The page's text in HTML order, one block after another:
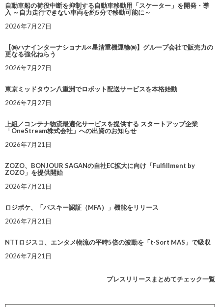
自動車船の荷役中断を抑制する自動車移動用「スケーター」を開発・導
入 ～自力走行できない車両を約5分で移動可能に～
2026年7月27日
【㈱ハナインターナショナル×星清重機運輸㈱】グループ会社で販売力の
更なる強化ねらう
2026年7月27日
東京ミッドタウン八重洲でロボット配送サービスを本格始動
2026年7月27日
上組／コンテナ物流最適化サービスを提供する スタートアップ企業
「OneStream株式会社」への出資のお知らせ
2026年7月21日
ZOZO、BONJOUR SAGANの自社EC拡大に向け「Fulfillment by
ZOZO」を提供開始
2026年7月21日
ロジポケ、「パスキー認証（MFA）」機能をリリース
2026年7月21日
NTTロジスコ、エンタメ物流の平時5倍の波動を「t-Sort MAS」で吸収
2026年7月21日
プレスリリースまとめてチェック一覧